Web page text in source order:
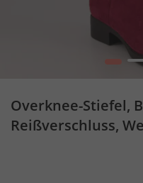
2
Overknee-Stiefel,
Reißverschluss,